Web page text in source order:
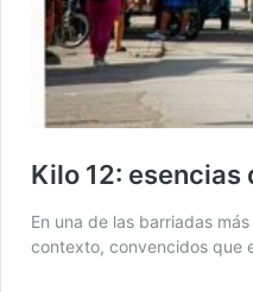
Kilo 12: esencias
En una de las barriadas
contexto, convencidos que